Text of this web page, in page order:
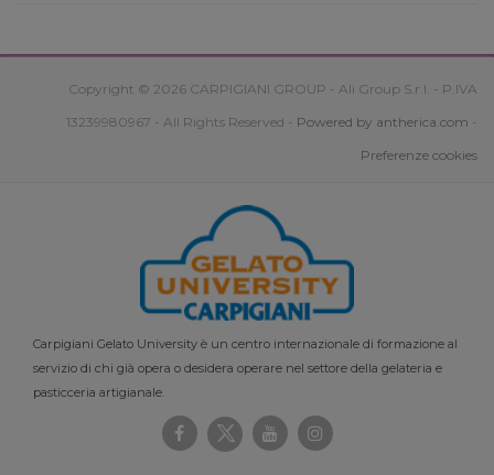
Copyright © 2026 CARPIGIANI GROUP - Ali Group S.r.l. - P.IVA
13239980967 - All Rights Reserved - Powered by antherica.com -
Preferenze cookies
Carpigiani Gelato University è un centro internazionale di formazione al
servizio di chi già opera o desidera operare nel settore della gelateria e
pasticceria artigianale.